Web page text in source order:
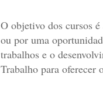
O objetivo dos cursos
ou por uma
trabalhos e o
Trabalho para oferecer